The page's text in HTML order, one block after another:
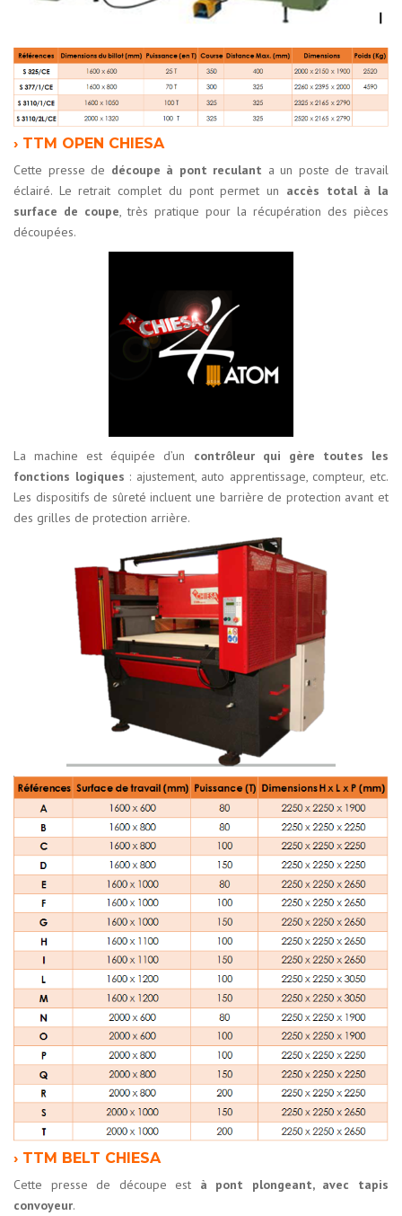
› TTM OPEN CHIESA
Cette presse de découpe à pont reculant a un poste de travail
éclairé. Le retrait complet du pont permet un accès total à la
surface de coupe, très pratique pour la récupération des pièces
découpées.
La machine est équipée d’un contrôleur qui gère toutes les
fonctions logiques : ajustement, auto apprentissage, compteur, etc.
Les dispositifs de sûreté incluent une barrière de protection avant et
des grilles de protection arrière.
› TTM BELT CHIESA
Cette presse de découpe est à pont plongeant, avec tapis
convoyeur.